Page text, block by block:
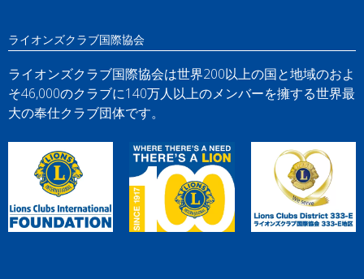
ライオンズクラブ国際協会
ライオンズクラブ国際協会は世界200以上の国と地域のおよ
そ46,000のクラブに140万人以上のメンバーを擁する世界最
大の奉仕クラブ団体です。